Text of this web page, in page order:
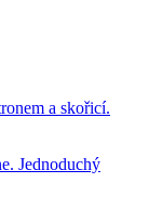
a skořicí.
Jednoduchý